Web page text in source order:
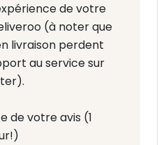
de votre
(à noter que
livraison perdent
au service sur
de votre avis (1